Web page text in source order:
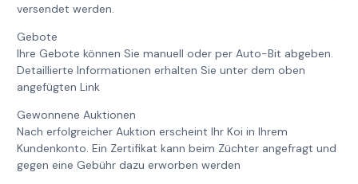
versendet werden.
Gebote
Ihre Gebote können Sie manuell oder per Auto-Bit abgeben.
Detaillierte Informationen erhalten Sie unter dem oben
angefügten Link
Gewonnene Auktionen
Nach erfolgreicher Auktion erscheint Ihr Koi in Ihrem
Kundenkonto. Ein Zertifikat kann beim Züchter angefragt und
gegen eine Gebühr dazu erworben werden